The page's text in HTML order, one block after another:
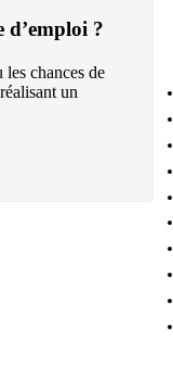
d’emploi ?
chances de
un